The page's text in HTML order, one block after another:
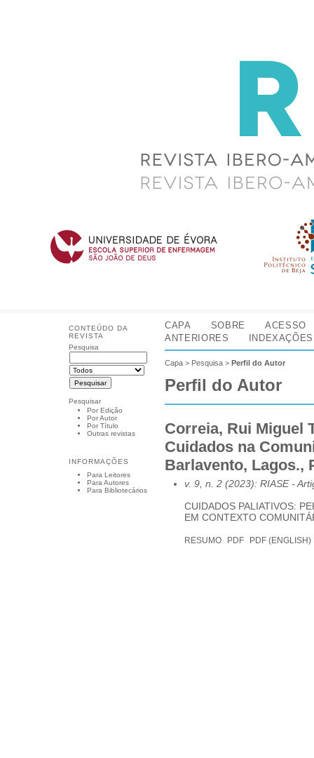
CONTEÚDO DA
REVISTA
Pesquisa
Pesquisar
Por Edição
Por Autor
Por Título
Outras revistas
INFORMAÇÕES
Para Leitores
Para Autores
Para Bibliotecários
CAPA SOBRE
ACESSO
ANTERIORES
INDEXAÇÕES
Capa > Pesquisa >Perfil do Autor
Perfil do Autor
Correia, Rui Miguel
Cuidados na
Barlavento, Lagos.,
v. 9, n. 2 (2023): RIASE-
CUIDADOS PALIATIVOS:
EM CONTEXTO
RESUMO PDF PDF (ENGLISH)